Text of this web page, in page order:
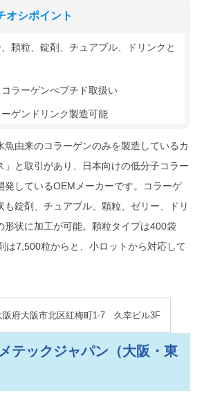
オシポイント
顆粒、錠剤、チュアブル、ドリンクと
ラーゲンぺプチド取扱い
ゲンドリンク製造可能
魚由来のコラーゲンのみを製造しているカ
」と取引があり、日本向けの低分子コラー
発しているOEMメーカーです。コラーゲ
も錠剤、チュアブル、顆粒、ゼリー、ドリ
形状に加工が可能。顆粒タイプは400袋
は7,500粒からと、小ロットから対応して
阪府大阪市北区紅梅町1-7 久幸ビル3F
テックジャパン（大阪・東